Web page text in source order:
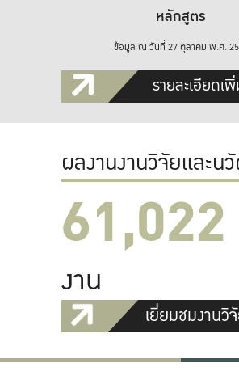
หลักสูตร
ข้อมูล ณ วันที่ 27 ตุลาคม พ.ศ.
รายละเอียดเ
ผลงานงานวิจัยและน
61,022
งาน
เยี่ยมชมงานวิ